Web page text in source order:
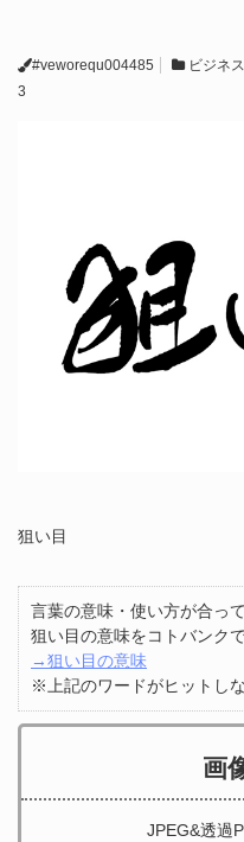
#veworequ004485 ビジネス
3
狙い目
言葉の意味・使い方が合っ
狙い目の意味をコトバンク
→狙い目の意味
※上記のワードがヒットし
画
JPEG&透過